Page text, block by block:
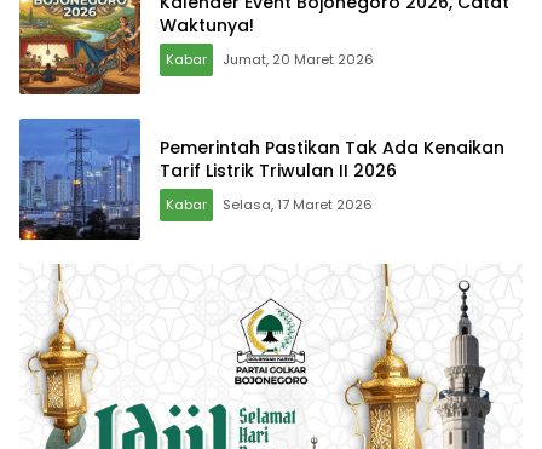
Waktunya!
Kabar Jumat, 20 Maret 2026
Pemerintah Pastikan Tak Ada Kenaikan
Tarif Listrik Triwulan II 2026
Kabar Selasa, 17 Maret 2026